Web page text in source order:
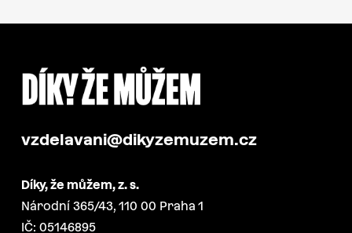
vzdelavani@dikyzemuzem.cz
Díky, že můžem, z. s.
Národní 365/43, 110 00 Praha 1
IČ: 05146895